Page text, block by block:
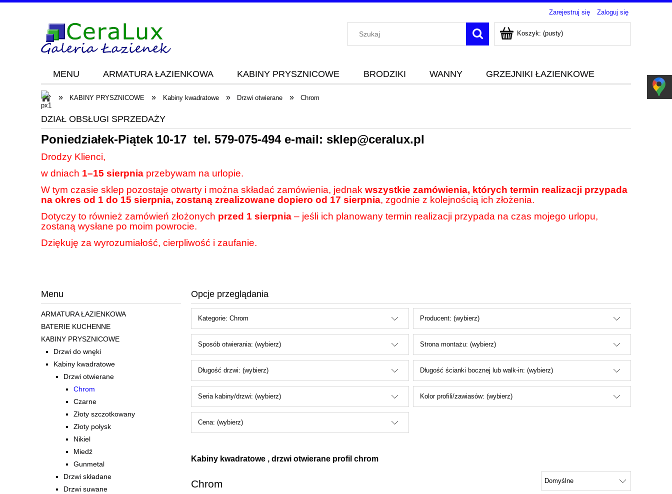
Zarejestruj się Zaloguj się
Koszyk: (pusty)
MENU ARMATURA ŁAZIENKOWA KABINY PRYSZNICOWE BRODZIKI WANNY GRZEJNIKI ŁAZIENKOWE
Blog KONTAKT
» KABINY PRYSZNICOWE » Kabiny kwadratowe » Drzwi otwierane » Chrom
DZIAŁ OBSŁUGI SPRZEDAŻY
Poniedziałek-Piątek 10-17 tel. 579-075-494e-mail: sklep@ceralux.pl
Drodzy Klienci,
w dniach 1–15 sierpnia przebywam na urlopie.
W tym czasie sklep pozostaje otwarty i można składać zamówienia, jednak wszystkie zamówienia, których termin realizacji przypada
na okres od 1 do 15 sierpnia, zostaną zrealizowane dopiero od 17 sierpnia, zgodnie z kolejnością ich złożenia.
Dotyczy to również zamówień złożonych przed 1 sierpnia – jeśli ich planowany termin realizacji przypada na czas mojego urlopu,
zostaną wysłane po moim powrocie.
Dziękuję za wyrozumiałość, cierpliwość i zaufanie.
Menu
ARMATURA ŁAZIENKOWA
BATERIE KUCHENNE
KABINY PRYSZNICOWE
Drzwi do wnęki
Kabiny kwadratowe
Drzwi otwierane
Chrom
Czarne
Złoty szczotkowany
Złoty połysk
Nikiel
Miedź
Gunmetal
Drzwi składane
Drzwi suwane
Opcje przeglądania
Kategorie: Chrom Producent: (wybierz)
Sposób otwierania: (wybierz) Strona montażu: (wybierz)
Długość drzwi: (wybierz) Długość ścianki bocznej lub walk-in: (wybierz)
Seria kabiny/drzwi: (wybierz) Kolor profili/zawiasów: (wybierz)
Cena: (wybierz)
Kabiny kwadratowe , drzwi otwierane profil chrom
Chrom